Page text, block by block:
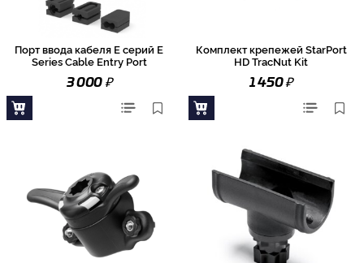
Порт ввода кабеля E серий E
Series Cable Entry Port
3 000₽
Комплект крепежей StarPort
HD TracNut Kit
1 450₽